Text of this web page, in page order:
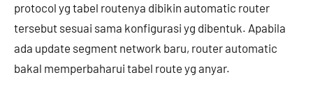
protocol yg tabel routenya dibikin automatic router
tersebut sesuai sama konfigurasi yg dibentuk. Apabila
ada update segment network baru, router automatic
bakal memperbaharui tabel route yg anyar.